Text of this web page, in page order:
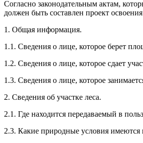
Согласно законодательным актам,
должен быть составлен проект
1. Общая информация.
1.1. Сведения о лице, которое берет
1.2. Сведения о лице, которое сдает
1.3. Сведения о лице, которое
2. Сведения об участке леса.
2.1. Где находится передаваемый в
2.3. Какие природные условия имеются